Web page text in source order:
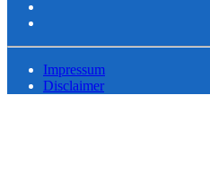
Impressum
Disclaimer